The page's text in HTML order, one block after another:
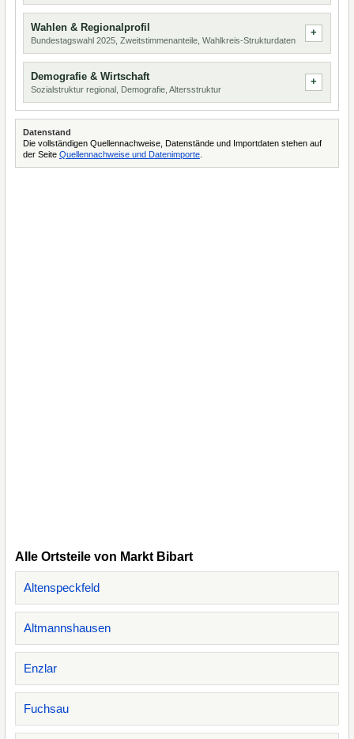
Wahlen & Regionalprofil
Bundestagswahl 2025, Zweitstimmenanteile, Wahlkreis-Strukturdaten
Demografie & Wirtschaft
Sozialstruktur regional, Demografie, Altersstruktur
Datenstand
Die vollständigen Quellennachweise, Datenstände und Importdaten stehen auf
der Seite Quellennachweise und Datenimporte
Alle Ortsteile von Markt Bibart
Altenspeckfeld
Altmannshausen
Enzlar
Fuchsau